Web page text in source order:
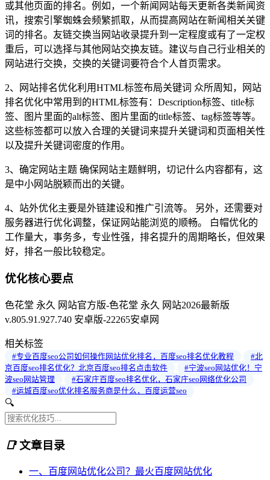
或其他页面的排名。例如，一个新闻网站每天更新各类新闻资
讯，搜索引擎蜘蛛会频繁抓取，从而提高网站在新闻相关关键
词的排名。友链交换当网站收录提升到一定程度或有了一定权
重后，可以选择与其他网站交换友链。建议与自己行业相关的
网站进行交换，交换的关键词要符合个人首页需求。
2、网站排名优化利用HTML标签布局关键词 众所周知，网站
排名优化中常用到的HTML标签有：Description标签、title标
签、图片里面的alt标签、图片里面的title标签、tag标签等等。
这些标签都可以放入合理的关键词来提升关键词和页面相关性
以及提升关键词密度的作用。
3、确定网站主题 确保网站主题鲜明，切记什么内容都有，这
是中小网站脱颖而出的关键。
4、站外优化主要是外链建设和推广引流等。 另外，还需要对
服务器进行优化调整，保证网站能浏览的顺畅。 白帽优化的
工作量大，事务多，专业性强，排名提升的周期略长，但效果
好，排名一般比较稳定。
优化核心要点
色花堂 永久 网站官方版-色花堂 永久 网站2026最新版
v.805.91.927.740 安卓版-22265安卓网
相关标签
#专业百度seo公司如何操作网站优化排名，百度seo排名优化教程
#北
京百度seo排名优化？北京百度seo排名点击软件
#宁波seo网站优化！宁
波seo网站管理
#石家庄百度seo排名优化，石家庄seo网络优化公司
#运城百度seo优化排名服务商是什么，百度运营seo
🔍
📑文章目录
一、百度网站优化公司？最火百度网站优化